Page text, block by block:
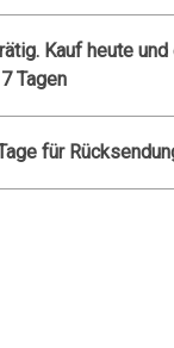
Kauf heute
Tagen
für